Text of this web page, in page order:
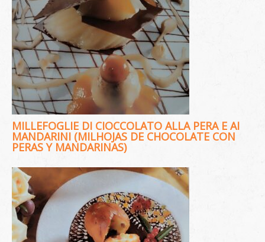
MILLEFOGLIE DI CIOCCOLATO ALLA PERA E AI
MANDARINI (MILHOJAS DE CHOCOLATE CON
PERAS Y MANDARINAS)